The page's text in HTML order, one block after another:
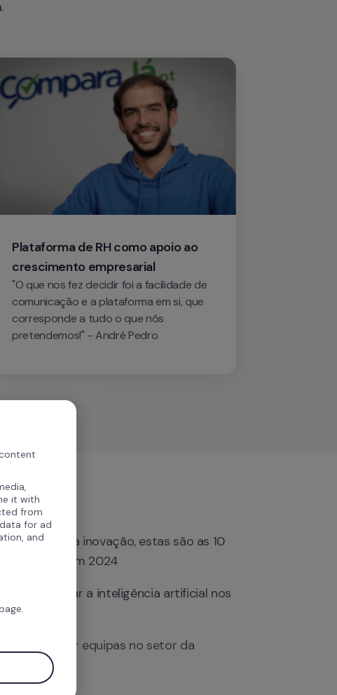
Plataforma de RH como apoio ao
crescimento empresarial
"O que nos fez decidir foi a facilidade de
comunicação e a plataforma em si, que
corresponde a tudo o que nós
pretendemos!" - André Pedro
pioneiros na inovação, estas são as 10
de RH em 2024
(ou não) utilizar a inteligência artificial nos
de RH?
de gerir equipas no setor da
it with
from
for ad
and